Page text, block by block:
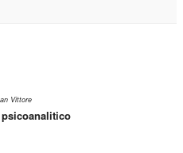
Vittore